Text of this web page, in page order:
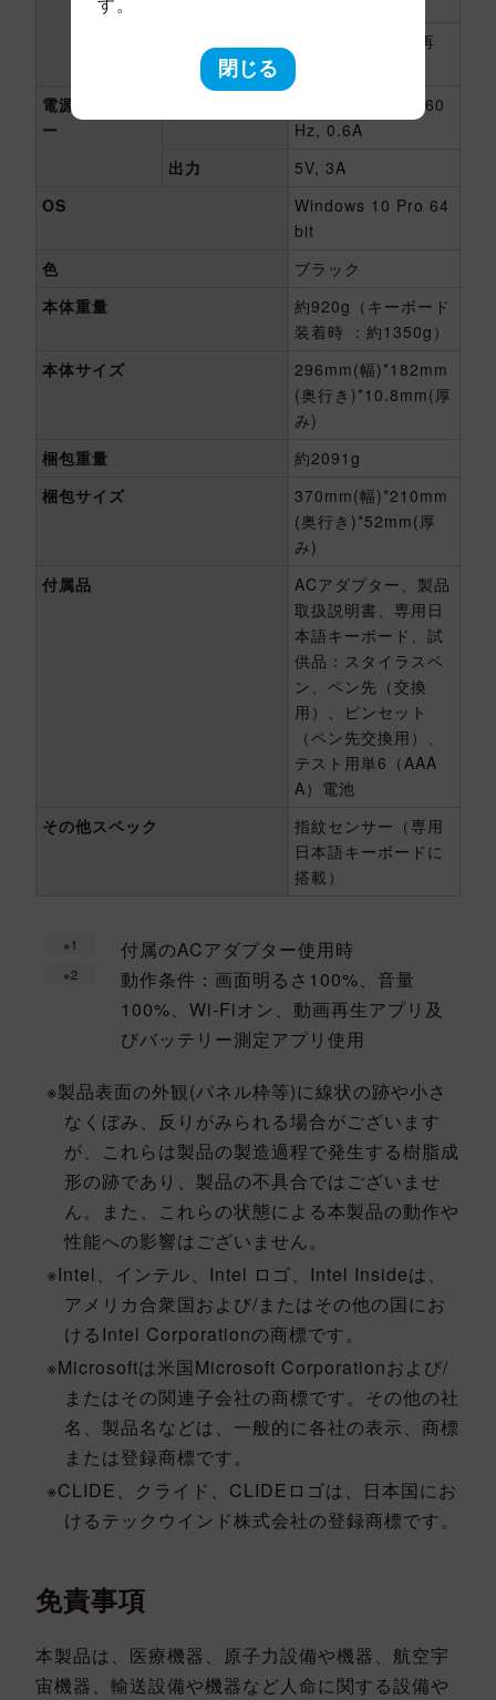
約4時間(HD動画再
生) *2
電源アダプタ
ー
100-240V～50 / 60
Hz, 0.6A
出力
5V, 3A
OS
Windows 10 Pro 64
bit
色
ブラック
本体重量
約920g（キーボード
装着時 ：約1350g）
本体サイズ
296mm(幅)*182mm
(奥行き)*10.8mm(厚
み)
梱包重量
約2091g
梱包サイズ
370mm(幅)*210mm
(奥行き)*52mm(厚
み)
付属品
ACアダプター、製品
取扱説明書、専用日
本語キーボード、試
供品：スタイラスペ
ン、ペン先（交換
用）、ピンセット
（ペン先交換用）、
テスト用単6（AAA
A）電池
その他スペック
指紋センサー（専用
日本語キーボードに
搭載）
付属のACアダプター使用時
動作条件：画面明るさ100%、音量
100%、Wi-Fiオン、動画再生アプリ及
びバッテリー測定アプリ使用
製品表面の外観(パネル枠等)に線状の跡や小さ
なくぼみ、反りがみられる場合がございます
が、これらは製品の製造過程で発生する樹脂成
形の跡であり、製品の不具合ではございませ
ん。また、これらの状態による本製品の動作や
性能への影響はございません。
Intel、インテル、Intel ロゴ、Intel Insideは、
アメリカ合衆国および/またはその他の国にお
けるIntel Corporationの商標です。
Microsoftは米国Microsoft Corporationおよび/
またはその関連子会社の商標です。その他の社
名、製品名などは、一般的に各社の表示、商標
または登録商標です。
CLIDE、クライド、CLIDEロゴは、日本国にお
けるテックウインド株式会社の登録商標です。
免責事項
本製品は、医療機器、原子力設備や機器、航空宇
宙機器、輸送設備や機器など人命に関する設備や
閉じる